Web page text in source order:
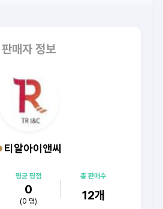
판매자 정보
티알아이앤씨
평균 평점
0
(0 명)
총 판매수
12개